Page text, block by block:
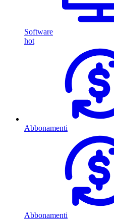
Software
hot
Abbonamenti
Abbonamenti